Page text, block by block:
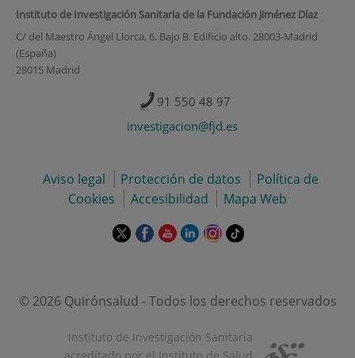
Instituto de Investigación Sanitaria de la Fundación Jiménez Díaz
C/ del Maestro Ángel Llorca, 6. Bajo B. Edificio alto. 28003-Madrid
(España)
28015 Madrid
91 550 48 97
investigacion@fjd.es
Aviso legal Protección de datos
Política de
Cookies
Accesibilidad Mapa Web
Este
en
ventana
nueva.
Este
en
ventana
nueva.
Este
en
ventana
Este
en
ventana
nueva.
Este
en
ventana
nueva.
Enlace
externa.
© 2026 Quirónsalud - Todos los derechos reservados
Instituto de Investigación Sanitaria